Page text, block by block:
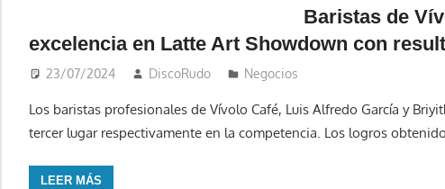
Baristas de
excelencia en Latte Art Showdown con
23/07/2024 DiscoRudo Negocios
Los baristas profesionales de Vívolo Café, Luis Alfredo García y
tercer lugar respectivamente en la competencia. Los logros
LEER MÁS